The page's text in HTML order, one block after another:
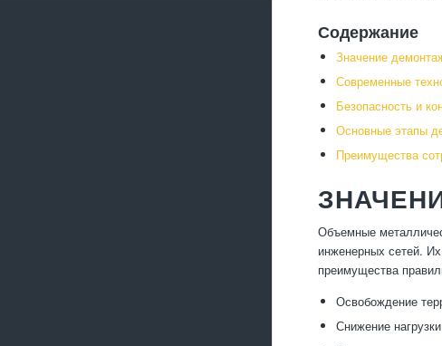
Содержание
Значение
Современные
Безопасность и
Основные этапы
Преимущества
Объемные
инженерных сетей.
преимущества
Освобождение
Снижение